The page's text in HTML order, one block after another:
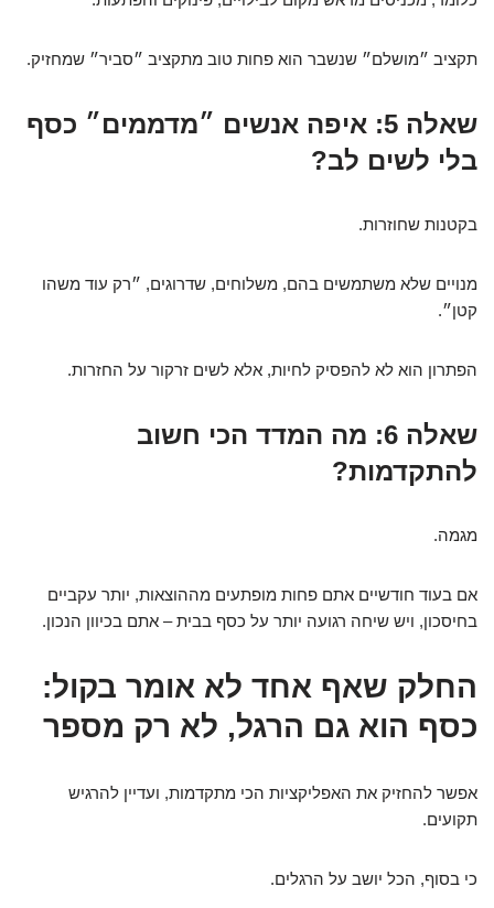
תקציב ״מושלם״ שנשבר הוא פחות טוב מתקציב ״סביר״ שמחזיק.
שאלה 5: איפה אנשים ״מדממים״ כסף
בלי לשים לב?
בקטנות שחוזרות.
מנויים שלא משתמשים בהם, משלוחים, שדרוגים, ״רק עוד משהו
קטן״.
הפתרון הוא לא להפסיק לחיות, אלא לשים זרקור על החזרות.
שאלה 6: מה המדד הכי חשוב
להתקדמות?
מגמה.
אם בעוד חודשיים אתם פחות מופתעים מההוצאות, יותר עקביים
בחיסכון, ויש שיחה רגועה יותר על כסף בבית – אתם בכיוון הנכון.
החלק שאף אחד לא אומר בקול:
כסף הוא גם הרגל, לא רק מספר
אפשר להחזיק את האפליקציות הכי מתקדמות, ועדיין להרגיש
תקועים.
כי בסוף, הכל יושב על הרגלים.